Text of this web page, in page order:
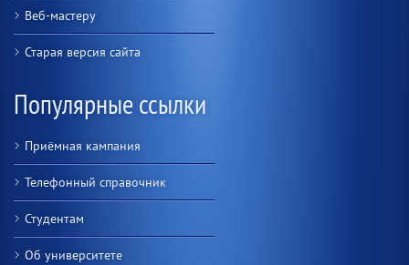
Веб-мастеру
Старая версия сайта
Популярные ссылки
Приёмная кампания
Телефонный справочник
Студентам
Об университете